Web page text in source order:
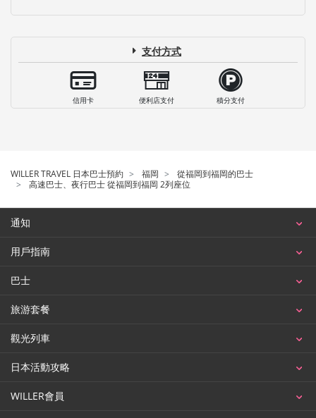
支付方式
信用卡 便利店支付 積分支付
WILLER TRAVEL 日本巴士預約 福岡
從福岡到福岡的巴士
高速巴士、夜行巴士 從福岡到福岡 2列座位
通知
用戶指南
巴士
旅游套餐
觀光列車
日本活動攻略
WILLER會員